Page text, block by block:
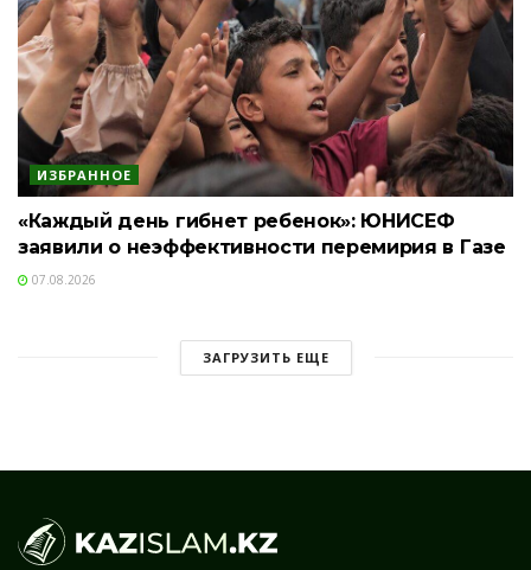
ИЗБРАННОЕ
«Каждый день гибнет ребенок»: ЮНИСЕФ
заявили о неэффективности перемирия в Газе
07.08.2026
ЗАГРУЗИТЬ ЕЩЕ